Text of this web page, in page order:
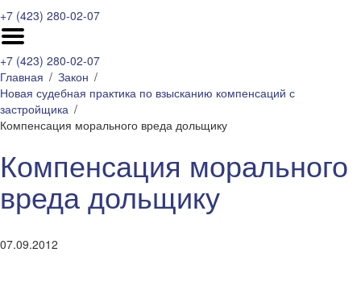
+7 (423) 280-02-07
+7 (423) 280-02-07
Главная
Закон
Новая судебная практика по взысканию компенсаций с
застройщика
Компенсация морального вреда дольщику
Компенсация морального
вреда дольщику
07.09.2012